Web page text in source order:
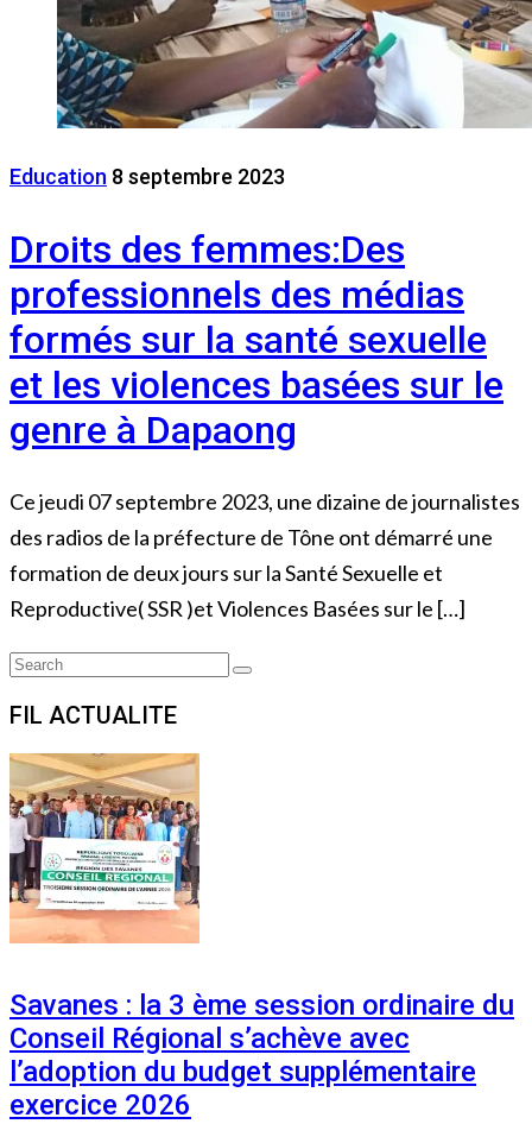
Education 8 septembre 2023
Droits des femmes:Des
professionnels des médias
formés sur la santé sexuelle
et les violences basées sur le
genre à Dapaong
Ce jeudi 07 septembre 2023, une dizaine de journalistes
des radios de la préfecture de Tône ont démarré une
formation de deux jours sur la Santé Sexuelle et
Reproductive( SSR )et Violences Basées sur le […]
Search
Search
FIL ACTUALITE
Savanes : la 3 ème session ordinaire du
Conseil Régional s’achève avec
l’adoption du budget supplémentaire
exercice 2026